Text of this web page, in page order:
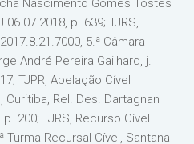
Nascimento Gomes Tostes
p. 639; TJRS,
5.ª Câmara
André Pereira Gailhard, j.
TJPR, Apelação Cível
Curitiba, Rel. Des. Dartagnan
200; TJRS, Recurso Cível
Turma Recursal Cível, Santana